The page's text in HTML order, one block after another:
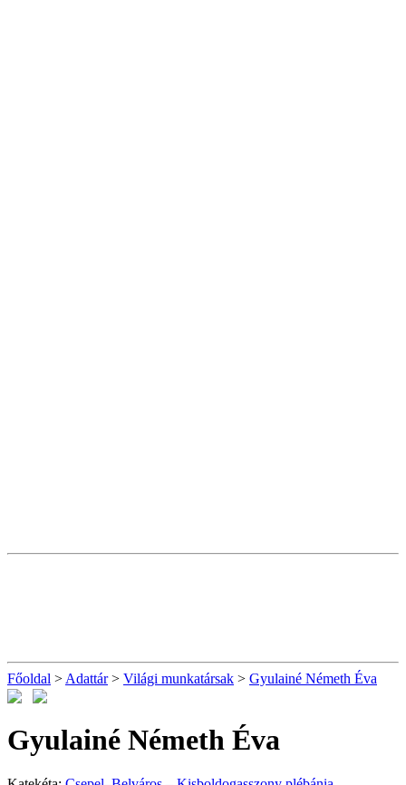
Főoldal > Adattár> Világi munkatársak > Gyulainé Németh Éva
Gyulainé Németh Éva